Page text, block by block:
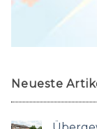
Neueste